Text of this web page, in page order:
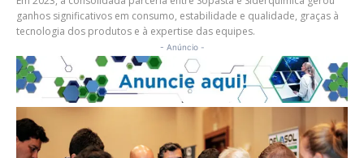
ganhos significativos em consumo, estabilidade e qualidade, graças à
tecnologia dos produtos e à expertise das equipes.
- Anúncio -